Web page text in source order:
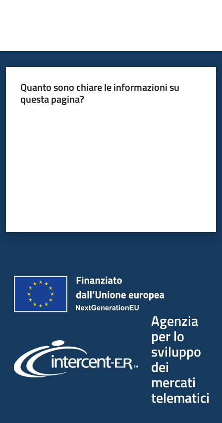
Quanto sono chiare le informazioni su
questa pagina?
Agenzia
per lo
sviluppo
dei
mercati
telematici